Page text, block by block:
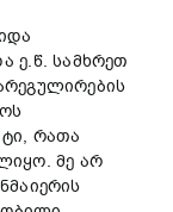
ე.წ. სამხრეთ
რათა
მე არ